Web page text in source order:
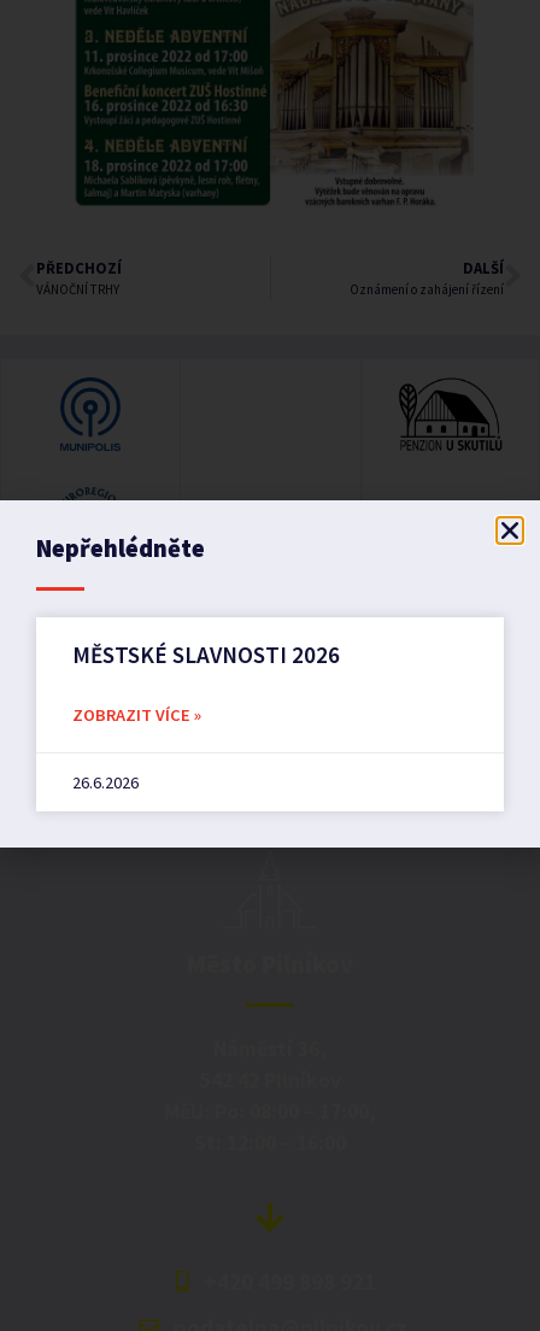
PŘEDCHOZÍ
VÁNOČNÍ TRHY
DALŠÍ
Oznámení o zahájení řízení
Nepřehlédněte
MĚSTSKÉ SLAVNOSTI 2026
ZOBRAZIT VÍCE »
26.6.2026